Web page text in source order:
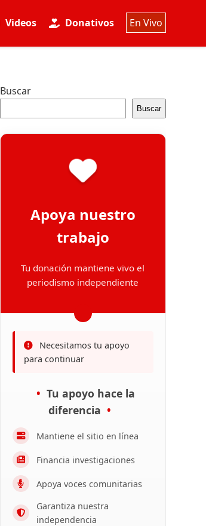
Videos Donativos En Vivo
Buscar
Buscar
Apoya nuestro
trabajo
Tu donación mantiene vivo el
periodismo independiente
Necesitamos tu apoyo
para continuar
Tu apoyo hace la
diferencia
Mantiene el sitio en línea
Financia investigaciones
Apoya voces comunitarias
Garantiza nuestra
independencia